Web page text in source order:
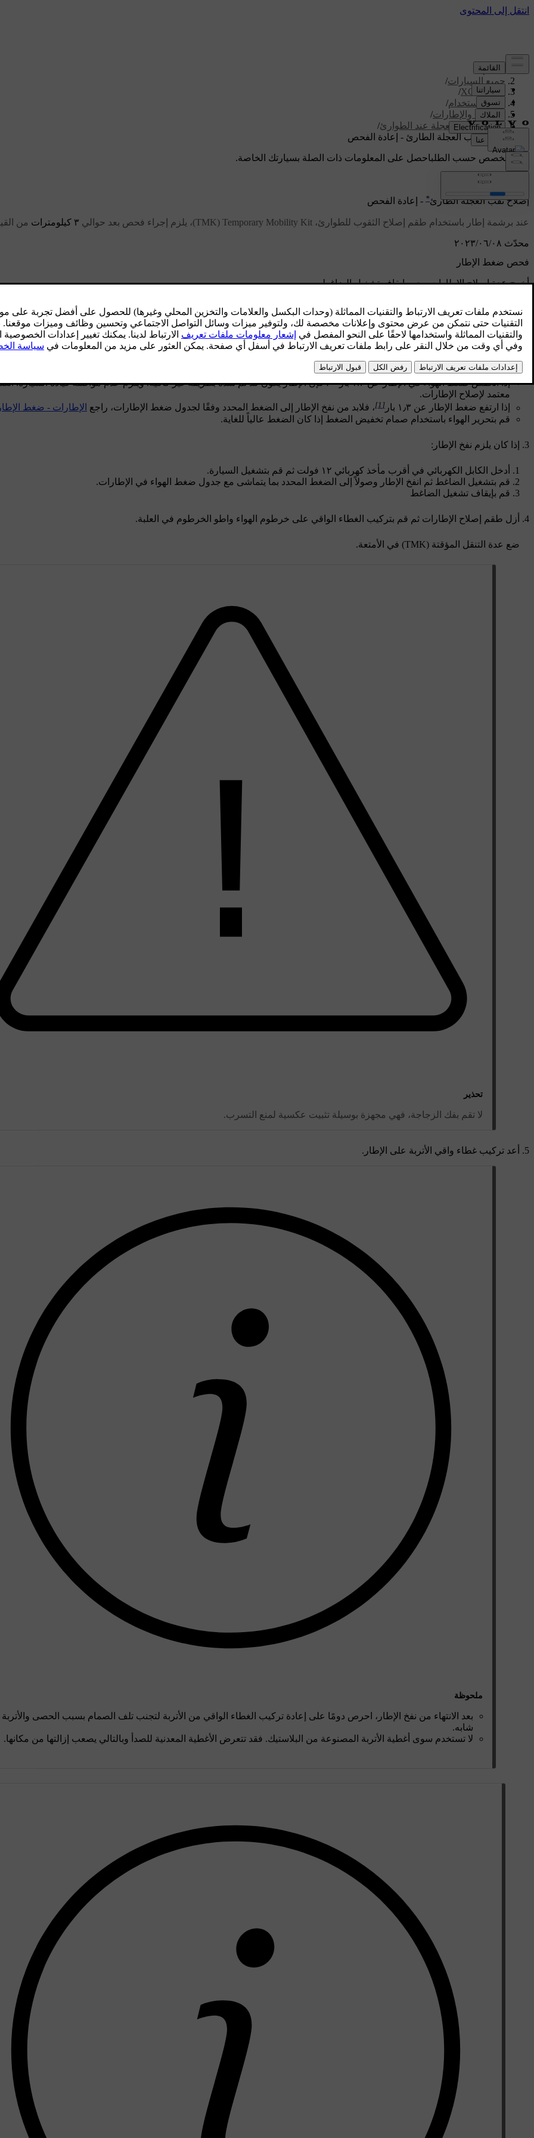
الدعم/
جميع السيارات/
XC70 2016
/
دليل الاستخدام/
العجلات والإطارات/
عدة إصلاح العجلة عند الطوارئ/
إصلاح ثقب العجلة الطارئ - إعادة الفحص
دعم مخصص حسب الطلباحصل على المعلومات ذات الصلة بسيارتك الخاصة.
تسجيل الدخول
محدّث ٠٨‏/٠٦‏/٢٠٢٣
إصلاح ثقب العجلة الطارئ* - إعادة الفحص
عند برشمة إطار باستخدام طقم إصلاح الثقوب للطوارئ، Temporary Mobility Kit‫‏‬ (TMK)، يلزم إجراء فحص بعد حوالي ٣ كيلومترات من
فحص ضغط الإطار
أخرج عدة إصلاح الإطارات. يجب إيقاف تشغيل الضاغط.
أخرج خرطوم الهواء ثم اربطه في وصلة الصمام حتى نهاية أسنان صمام الهواء الموجود في العجلة.
إذا انخفض ضغط الهواء في الإطار عن ١.٣ بار
، فإن الإطار يكون قد تم سده بطريقة غير كافية. ويلزم عدم مواصلة قيادة السيارة.
معتمد لإصلاح الإطارات.
إذا ارتفع ضغط الإطار عن ١٫٣ بار
[1] ، فلابد من نفخ الإطار إلى الضغط المحدد وفقًا لجدول ضغط الإطارات، راجع الإطارات - ضغط
قم بتحرير الهواء باستخدام صمام تخفيض الضغط إذا كان الضغط عالياً للغاية.
إذا كان يلزم نفخ الإطار:
أدخل الكابل الكهربائي في أقرب مأخذ كهربائي ١٢ فولت
ثم قم بتشغيل السيارة.
قم بتشغيل الضاغط ثم انفخ الإطار وصولاً إلى الضغط المحدد بما يتماشى مع جدول ضغط الهواء في الإطارات.
قم بإيقاف تشغيل الضاغط
أزل طقم إصلاح الإطارات ثم قم بتركيب الغطاء الواقي على خرطوم الهواء واطو الخرطوم في العلبة.
ضع عدة التنقل المؤقتة (TMK) في الأمتعة.
تحذير
لا تقم بفك الزجاجة، فهي مجهزة بوسيلة تثبيت عكسية لمنع التسرب.
أعد تركيب غطاء واقي الأتربة على الإطار.
ملحوظة
بعد الانتهاء من نفخ الإطار، احرص دومًا على إعادة تركيب الغطاء الواقي من الأتربة لتجنب تلف الصمام بسبب الحصى والأتربة
شابه.
لا تستخدم سوى أغطية الأتربة المصنوعة من البلاستيك. فقد تتعرض الأغطية المعدنية للصدأ وبالتالي يصعب إزالتها من مكانها.